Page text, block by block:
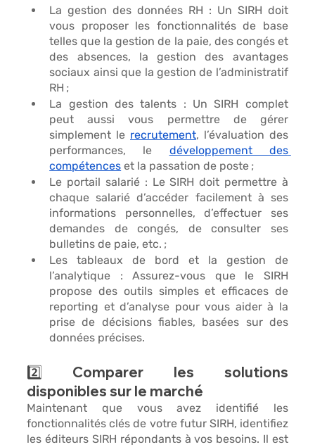
La gestion des données RH : Un SIRH doit
vous proposer les fonctionnalités de base
telles que la gestion de la paie, des congés et
des absences, la gestion des avantages
sociaux ainsi que la gestion de l’administratif
RH ;
La gestion des talents : Un SIRH complet
peut aussi vous permettre de gérer
simplement le recrutement, l’évaluation des
performances, le développement des
compétences et la passation de poste ;
Le portail salarié : Le SIRH doit permettre à
chaque salarié d’accéder facilement à ses
informations personnelles, d’effectuer ses
demandes de congés, de consulter ses
bulletins de paie, etc. ;
Les tableaux de bord et la gestion de
l’analytique : Assurez-vous que le SIRH
propose des outils simples et efficaces de
reporting et d’analyse pour vous aider à la
prise de décisions fiables, basées sur des
données précises.
2️⃣ Comparer les solutions
disponibles sur le marché
Maintenant que vous avez identifié les
fonctionnalités clés de votre futur SIRH, identifiez
les éditeurs SIRH répondants à vos besoins. Il est